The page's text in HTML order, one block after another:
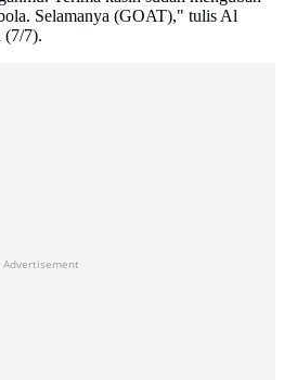
Selamanya (GOAT)," tulis Al
(7/7).
Advertisement